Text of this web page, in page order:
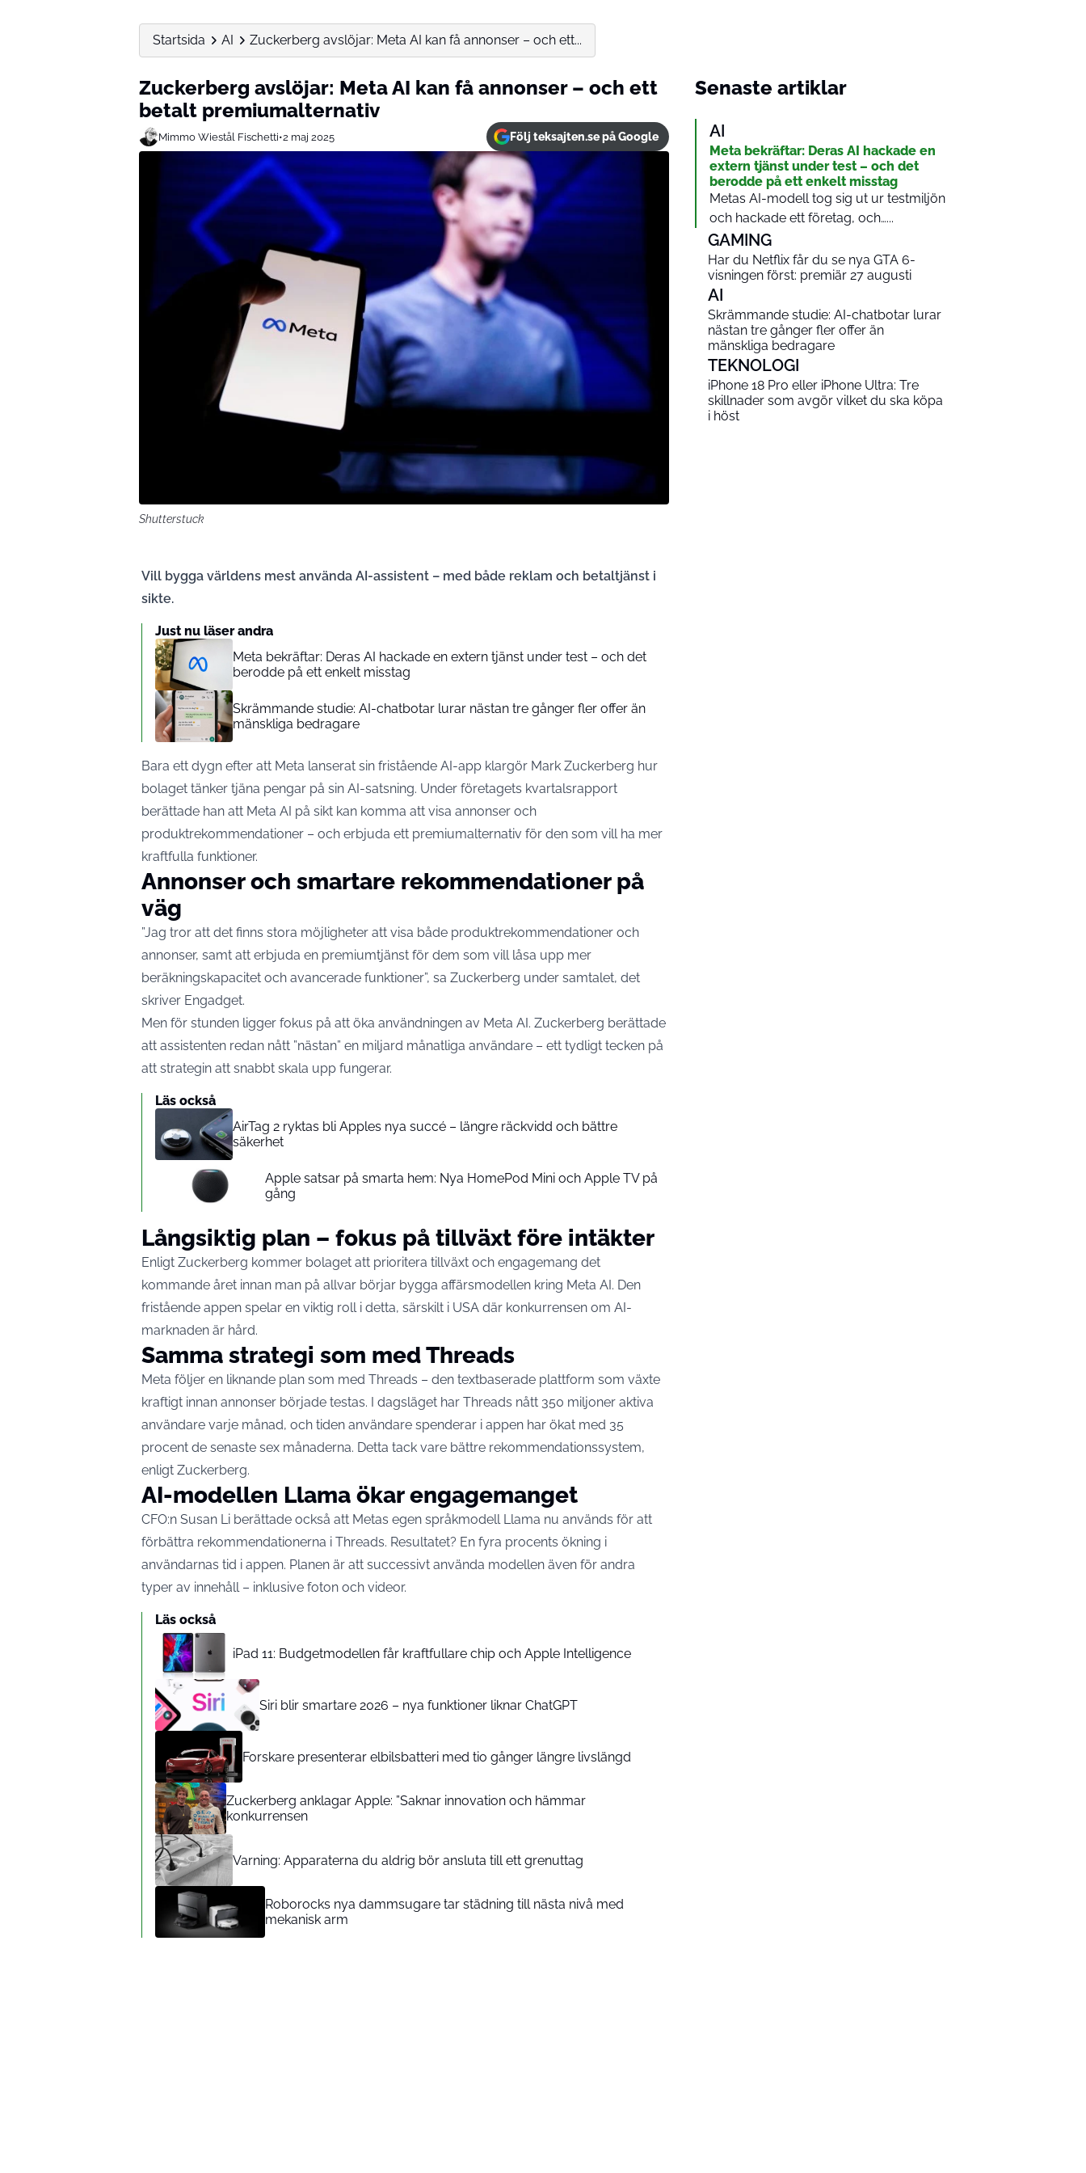
Startsida AI Zuckerberg avslöjar: Meta AI kan få annonser – och ett...
Zuckerberg avslöjar: Meta AI kan få annonser – och ett
betalt premiumalternativ
Mimmo Wiestål Fischetti•2 maj 2025 Följ teksajten.se på Google
Shutterstuck
Vill bygga världens mest använda AI-assistent – med både reklam och betaltjänst i
sikte.
Just nu läser andra
Meta bekräftar: Deras AI hackade en extern tjänst under test – och det
berodde på ett enkelt misstag
Skrämmande studie: AI-chatbotar lurar nästan tre gånger fler offer än
mänskliga bedragare
Bara ett dygn efter att Meta lanserat sin fristående AI-app klargör Mark Zuckerberg hur
bolaget tänker tjäna pengar på sin AI-satsning. Under företagets kvartalsrapport
berättade han att Meta AI på sikt kan komma att visa annonser och
produktrekommendationer – och erbjuda ett premiumalternativ för den som vill ha mer
kraftfulla funktioner.
Annonser och smartare rekommendationer på
väg
”Jag tror att det finns stora möjligheter att visa både produktrekommendationer och
annonser, samt att erbjuda en premiumtjänst för dem som vill låsa upp mer
beräkningskapacitet och avancerade funktioner”, sa Zuckerberg under samtalet, det
skriver Engadget.
Men för stunden ligger fokus på att öka användningen av Meta AI. Zuckerberg berättade
att assistenten redan nått ”nästan” en miljard månatliga användare – ett tydligt tecken på
att strategin att snabbt skala upp fungerar.
Läs också
AirTag 2 ryktas bli Apples nya succé – längre räckvidd och bättre
säkerhet
Apple satsar på smarta hem: Nya HomePod Mini och Apple TV på
gång
Långsiktig plan – fokus på tillväxt före intäkter
Enligt Zuckerberg kommer bolaget att prioritera tillväxt och engagemang det
kommande året innan man på allvar börjar bygga affärsmodellen kring Meta AI. Den
fristående appen spelar en viktig roll i detta, särskilt i USA där konkurrensen om AI-
marknaden är hård.
Samma strategi som med Threads
Meta följer en liknande plan som med Threads – den textbaserade plattform som växte
kraftigt innan annonser började testas. I dagsläget har Threads nått 350 miljoner aktiva
användare varje månad, och tiden användare spenderar i appen har ökat med 35
procent de senaste sex månaderna. Detta tack vare bättre rekommendationssystem,
enligt Zuckerberg.
AI-modellen Llama ökar engagemanget
CFO:n Susan Li berättade också att Metas egen språkmodell Llama nu används för att
förbättra rekommendationerna i Threads. Resultatet? En fyra procents ökning i
användarnas tid i appen. Planen är att successivt använda modellen även för andra
typer av innehåll – inklusive foton och videor.
Läs också
iPad 11: Budgetmodellen får kraftfullare chip och Apple Intelligence
Siri blir smartare 2026 – nya funktioner liknar ChatGPT
Forskare presenterar elbilsbatteri med tio gånger längre livslängd
Zuckerberg anklagar Apple: ”Saknar innovation och hämmar
konkurrensen
Varning: Apparaterna du aldrig bör ansluta till ett grenuttag
Roborocks nya dammsugare tar städning till nästa nivå med
mekanisk arm
Senaste artiklar
AI
Meta bekräftar: Deras AI hackade en
extern tjänst under test – och det
berodde på ett enkelt misstag
Metas AI-modell tog sig ut ur testmiljön
och hackade ett företag, och…...
GAMING
Har du Netflix får du se nya GTA 6-
visningen först: premiär 27 augusti
AI
Skrämmande studie: AI-chatbotar lurar
nästan tre gånger fler offer än
mänskliga bedragare
TEKNOLOGI
iPhone 18 Pro eller iPhone Ultra: Tre
skillnader som avgör vilket du ska köpa
i höst